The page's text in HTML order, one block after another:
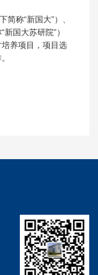
称“新国大”）、
国大苏研院”）
养项目，项目选